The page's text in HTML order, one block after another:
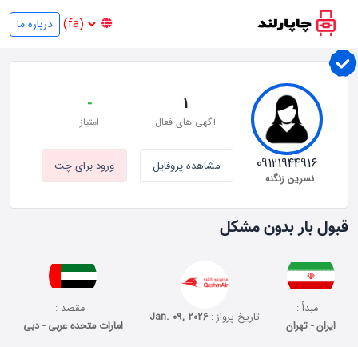
درباره ما
قبول بار بدون مشکل
مبدأ :
ایران - تهران
تاریخ پرواز :Jan. 09, 2026
مقصد :
امارات متحده عربی - دبی
09121944916
نسرین زنگنه
1
آگهی های فعال
-
امتیاز
مشاهده پروفایل ورود برای چت